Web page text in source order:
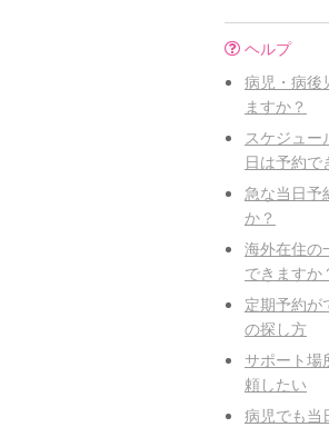
ヘルプ
病児・病後
ますか？
スケジュー
日は予約で
急な当日予
か？
海外在住の
できますか
定期予約が
の探し方
サポート場
頼したい
病児でも当